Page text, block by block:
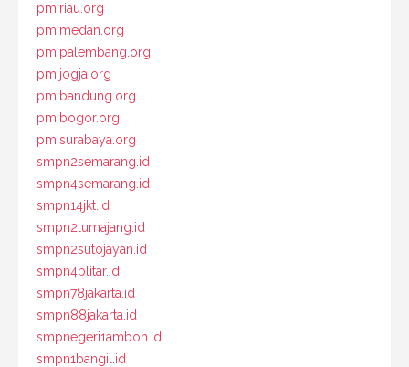
pmiriau.org
pmimedan.org
pmipalembang.org
pmijogja.org
pmibandung.org
pmibogor.org
pmisurabaya.org
smpn2semarang.id
smpn4semarang.id
smpn14jkt.id
smpn2lumajang.id
smpn2sutojayan.id
smpn4blitar.id
smpn78jakarta.id
smpn88jakarta.id
smpnegeri1ambon.id
smpn1bangil.id